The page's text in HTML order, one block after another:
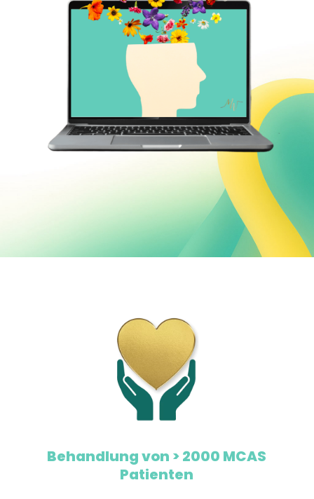
Behandlung von > 2000 MCAS
Patienten